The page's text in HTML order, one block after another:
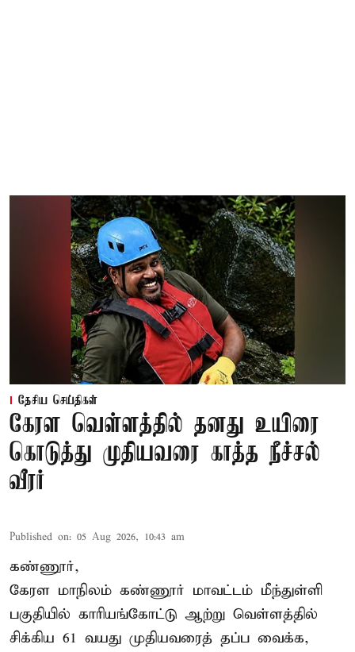
தேசிய செய்திகள்
கேரள வெள்ளத்தில் தனது உயிரை
கொடுத்து முதியவரை காத்த நீச்சல்
வீரர்
Published on: 05 Aug 2026, 10:43 am
கண்ணூர்,
கேரள மாநிலம் கண்ணூர் மாவட்டம் மீந்துள்ளி
பகுதியில் காரியங்கோட்டு ஆற்று வெள்ளத்தில்
சிக்கிய 61 வயது முதியவரைத் தப்ப வைக்க,